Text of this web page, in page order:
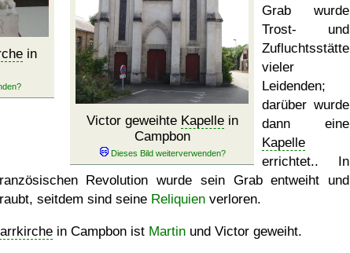
in
Victor geweihte Kapellein
Campbon
Grab wurde
Trost- und
Zufluchtsstätte
vieler
Leidenden;
darüber wurde
dann eine
Kapelle
errichtet.. In
Revolution wurde sein Grab entweiht und
seitdem sind seine Reliquien verloren.
in Campbon ist Martin und Victor geweiht.